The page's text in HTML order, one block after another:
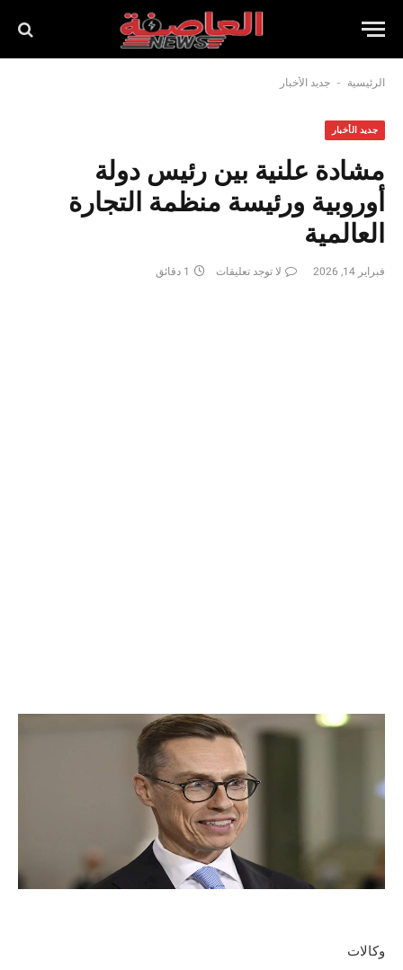
الرئيسية - جديد الأخبار
جديد الأخبار
مشادة علنية بين رئيس دولة
أوروبية ورئيسة منظمة التجارة
العالمية
فبراير 14, 2026 لا توجد تعليقات 1 دقائق
وكالات